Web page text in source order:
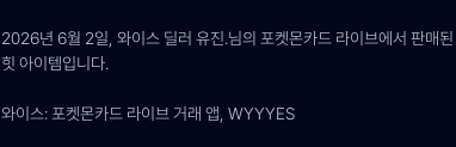
2026년 6월 2일, 와이스 딜러 유진.님의 포켓몬카드 라이브에서 판매된
힛 아이템입니다.
와이스: 포켓몬카드 라이브 거래 앱, WYYYES